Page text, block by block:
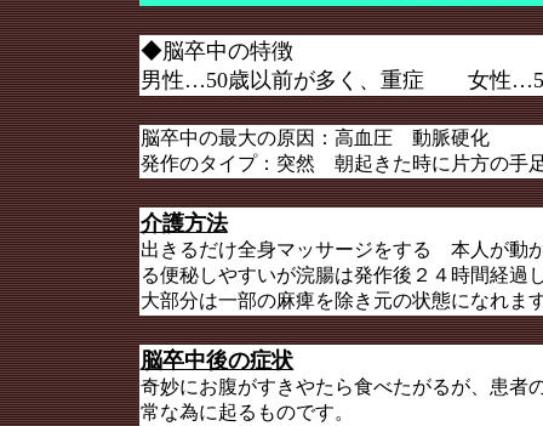
◆脳卒中の特徴
男性…50歳以前が多く、重症 女性
脳卒中の最大の原因：高血圧 動脈硬化
発作のタイプ：突然 朝起きた時に片方の手
介護方法
出きるだけ全身マッサージをする 本人が動
る便秘しやすいが浣腸は発作後２４時間経過
大部分は一部の麻痺を除き元の状態になれま
脳卒中後の症状
奇妙にお腹がすきやたら食べたがるが、患者
常な為に起るものです。